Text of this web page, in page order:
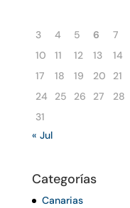
3
4 5 6 7
10
11 12 13 14
17
18 19 20 21
24
25 26 27 28
31
« Jul
Categorías
Canarias